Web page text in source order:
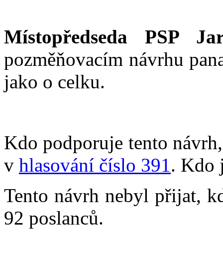
Místopředseda PSP
pozměňovacím návrhu
jako o celku.
Kdo podporuje tento
v hlasování číslo 391. Kdo
Tento návrh nebyl přijat,
92 poslanců.